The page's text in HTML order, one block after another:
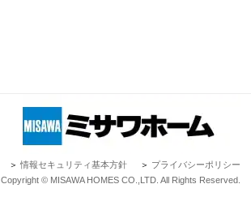
＞ 情報セキュリティ基本方針 ＞ プライバシーポリシー
Copyright © MISAWA HOMES CO.,LTD. All Rights Reserved.